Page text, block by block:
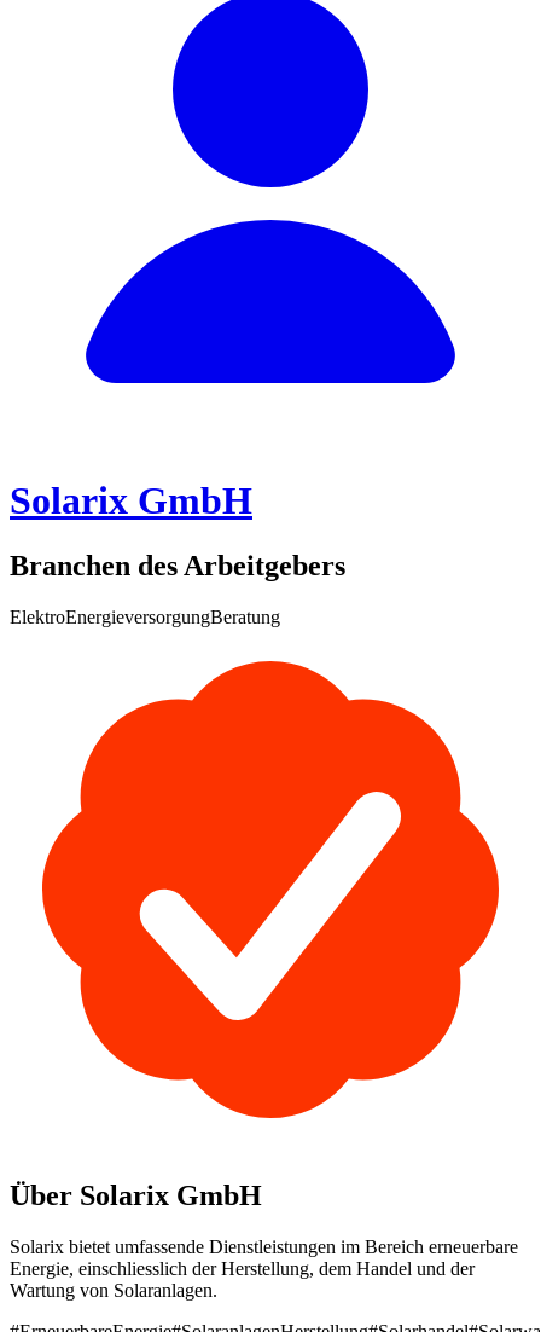
Solarix GmbH
Branchen des Arbeitgebers
ElektroEnergieversorgungBeratung
Über Solarix GmbH
Solarix bietet umfassende Dienstleistungen im Bereich erneuerbare
Energie, einschliesslich der Herstellung, dem Handel und der
Wartung von Solaranlagen.